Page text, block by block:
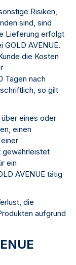
Risiken,
sind, sind
Lieferung erfolgt
GOLD AVENUE.
die Kosten
Tagen nach
so gilt
eines oder
einen
gewährleistet
ein
AVENUE tätig
die
aufgrund